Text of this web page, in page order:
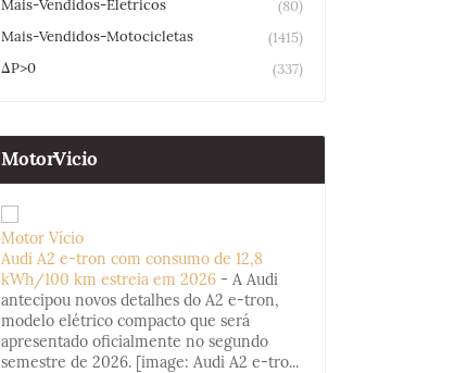
Mais-Vendidos-Eletricos
(80)
Mais-Vendidos-Motocicletas
(1415)
ΔP>0
(337)
MotorVicio
Motor Vício
Audi A2 e-tron com consumo de 12,8
kWh/100 km estreia em 2026 - A Audi
antecipou novos detalhes do A2 e-tron,
modelo elétrico compacto que será
apresentado oficialmente no segundo
semestre de 2026. [image: Audi A2 e-tro...